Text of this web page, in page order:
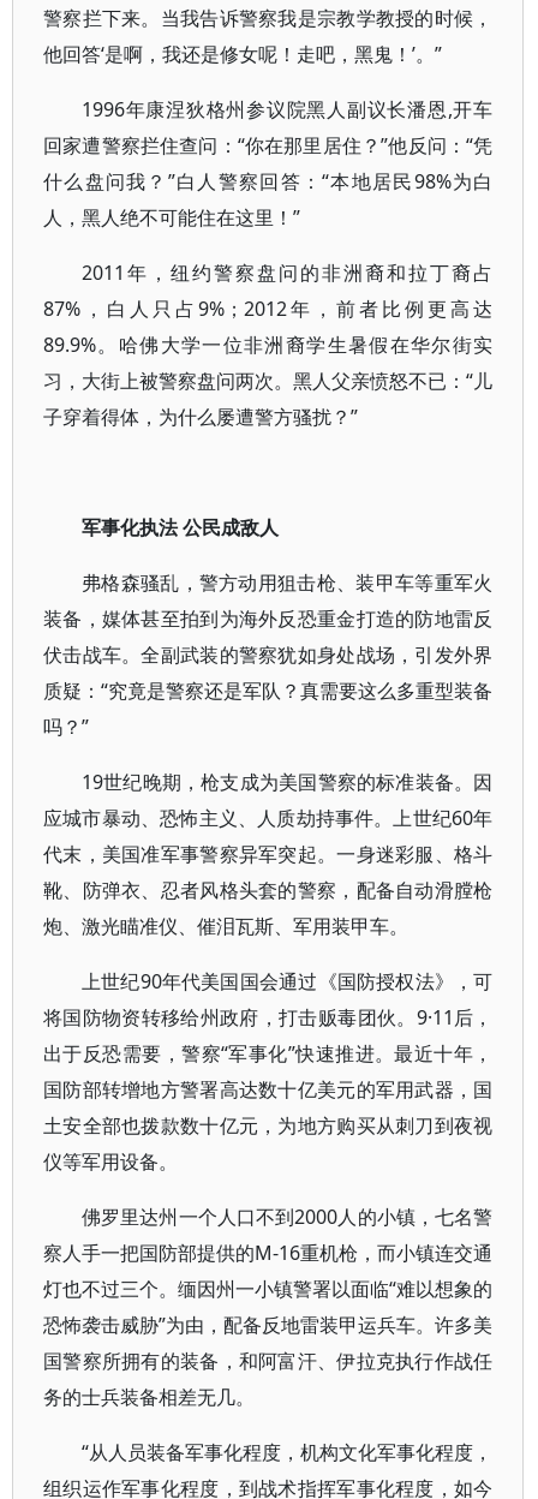
警察拦下来。当我告诉警察我是宗教学教授的时候，
他回答‘是啊，我还是修女呢！走吧，黑鬼！’。”
1996年康涅狄格州参议院黑人副议长潘恩,开车
回家遭警察拦住查问：“你在那里居住？”他反问：“凭
什么盘问我？”白人警察回答：“本地居民98%为白
人，黑人绝不可能住在这里！”
2011年，纽约警察盘问的非洲裔和拉丁裔占
87%，白人只占9%；2012年，前者比例更高达
89.9%。哈佛大学一位非洲裔学生暑假在华尔街实
习，大街上被警察盘问两次。黑人父亲愤怒不已：“儿
子穿着得体，为什么屡遭警方骚扰？”
军事化执法 公民成敌人
弗格森骚乱，警方动用狙击枪、装甲车等重军火
装备，媒体甚至拍到为海外反恐重金打造的防地雷反
伏击战车。全副武装的警察犹如身处战场，引发外界
质疑：“究竟是警察还是军队？真需要这么多重型装备
吗？”
19世纪晚期，枪支成为美国警察的标准装备。因
应城市暴动、恐怖主义、人质劫持事件。上世纪60年
代末，美国准军事警察异军突起。一身迷彩服、格斗
靴、防弹衣、忍者风格头套的警察，配备自动滑膛枪
炮、激光瞄准仪、催泪瓦斯、军用装甲车。
上世纪90年代美国国会通过《国防授权法》，可
将国防物资转移给州政府，打击贩毒团伙。9·11后，
出于反恐需要，警察“军事化”快速推进。最近十年，
国防部转增地方警署高达数十亿美元的军用武器，国
土安全部也拨款数十亿元，为地方购买从刺刀到夜视
仪等军用设备。
佛罗里达州一个人口不到2000人的小镇，七名警
察人手一把国防部提供的M-16重机枪，而小镇连交通
灯也不过三个。缅因州一小镇警署以面临“难以想象的
恐怖袭击威胁”为由，配备反地雷装甲运兵车。许多美
国警察所拥有的装备，和阿富汗、伊拉克执行作战任
务的士兵装备相差无几。
“从人员装备军事化程度，机构文化军事化程度，
组织运作军事化程度，到战术指挥军事化程度，如今